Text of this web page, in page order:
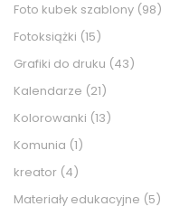
Foto kubek szablony (98)
Fotoksiążki (15)
Grafiki do druku (43)
Kalendarze (21)
Kolorowanki (13)
Komunia (1)
kreator (4)
Materiały edukacyjne (5)